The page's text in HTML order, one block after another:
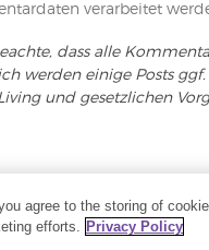
verarbeitet
dass alle
werden einige Posts
und gesetzlichen
agree to the storing of
efforts. Privacy Policy